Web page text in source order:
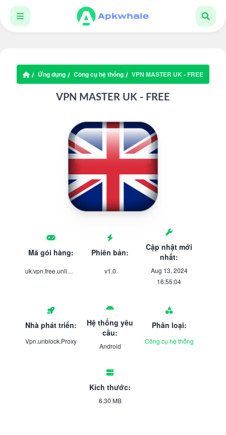
Ứng dụng Công cụ hệ thống VPN MASTER UK - FREE
VPN MASTER UK - FREE
Mã gói hàng:
uk.vpn.free.unlimited.proxy
Phiên bản:
v1.0
Cập nhật mới
nhất:
Aug 13, 2024
16:55:04
Nhà phát triển:
Vpn.unblock.Proxy
Hệ thống yêu
cầu:
Android
Phân loại:
Công cụ hệ thống
Kích thước:
6.30 MB